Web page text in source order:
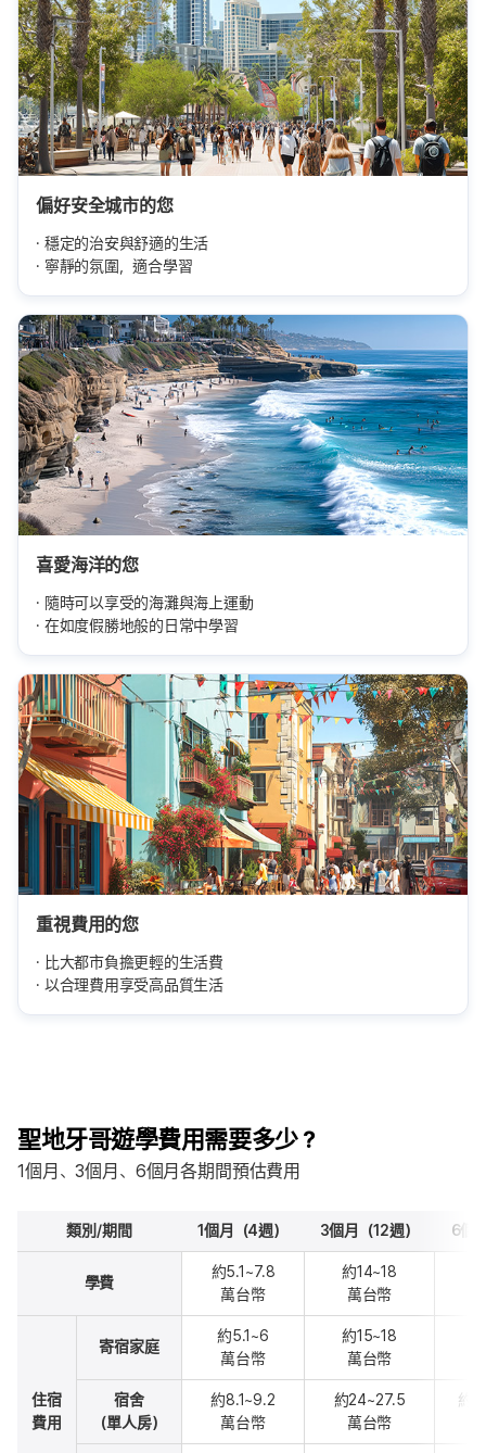
偏好安全城市的您
穩定的治安與舒適的生活
寧靜的氛圍，適合學習
喜愛海洋的您
隨時可以享受的海灘與海上運動
在如度假勝地般的日常中學習
重視費用的您
比大都市負擔更輕的生活費
以合理費用享受高品質生活
聖地牙哥遊學費用需要多少？
1個月、3個月、6個月各期間預估費用
類別/期間 1個月（4週） 3個月（12週） 6個
學費
約5.1~7.8
萬台幣
約14~18
萬台幣
住宿
費用
寄宿家庭
約5.1~6
萬台幣
約15~18
萬台幣
宿舍
（單人房）
約8.1~9.2
萬台幣
約24~27.5
萬台幣
約